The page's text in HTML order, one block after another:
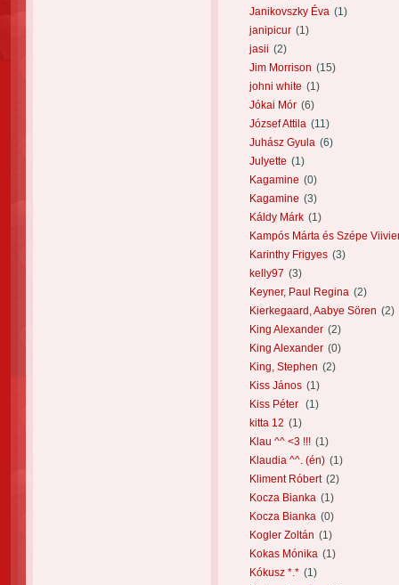
Janikovszky Éva (1)
janipicur (1)
jasii (2)
Jim Morrison (15)
johni white (1)
Jókai Mór (6)
József Attila (11)
Juhász Gyula (6)
Julyette (1)
Kagamine (0)
Kagamine (3)
Káldy Márk (1)
Kampós Márta és Szépe
Karinthy Frigyes (3)
kelly97 (3)
Keyner, Paul Regina (2)
Kierkegaard, Aabye Sören (2)
King Alexander (2)
King Alexander (0)
King, Stephen (2)
Kiss János (1)
Kiss Péter
(1)
kitta 12 (1)
Klau ^^ <3 !!! (1)
Klaudia ^^. (én) (1)
Kliment Róbert (2)
Kocza Bianka (1)
Kocza Bianka (0)
Kogler Zoltán (1)
Kokas Mónika (1)
Kókusz *.* (1)